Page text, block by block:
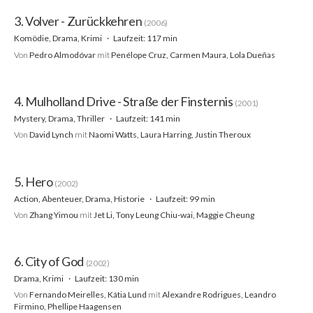
3. Volver - Zurückkehren (2006)
Komödie, Drama, Krimi
Laufzeit: 117 min
Von Pedro Almodóvar mitPenélope Cruz, Carmen Maura, Lola Dueñas
4. Mulholland Drive - Straße der Finsternis (2001)
Mystery, Drama, Thriller
Laufzeit: 141 min
Von David Lynch mitNaomi Watts, Laura Harring, Justin Theroux
5. Hero (2002)
Action, Abenteuer, Drama, Historie
Laufzeit: 99 min
Von Zhang Yimou mit Jet Li, Tony Leung Chiu-wai, Maggie Cheung
6. City of God (2002)
Drama, Krimi
Laufzeit: 130 min
Von Fernando Meirelles, Kátia Lund mitAlexandre Rodrigues, Leandro
Firmino, Phellipe Haagensen